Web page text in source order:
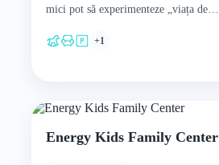
mici pot să experimenteze „viața de…
+1
Energy Kids Family Center